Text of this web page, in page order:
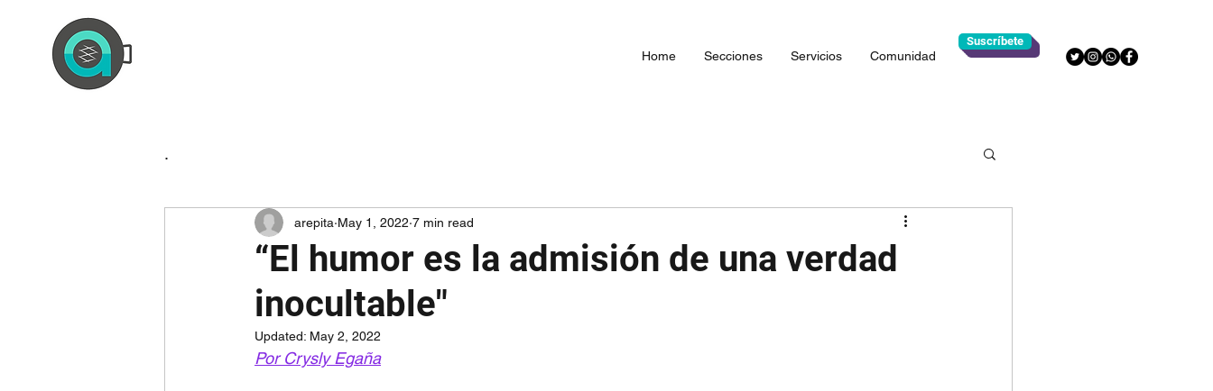
Home Secciones Servicios Comunidad
Suscríbete
.
“El humor es la admisión de una verdad
inocultable"
arepita May 1, 2022 7 min read
Updated: May 2, 2022
Por Crysly Egaña